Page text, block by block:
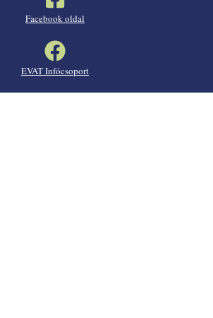
Facebook oldal
EVAT Infócsoport